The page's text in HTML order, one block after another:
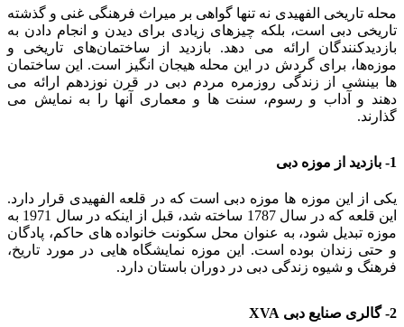
محله تاریخی الفهیدی نه تنها گواهی بر میراث فرهنگی غنی و گذشته
تاریخی دبی است، بلکه چیزهای زیادی برای دیدن و انجام دادن به
بازدیدکنندگان ارائه می دهد. بازدید از ساختمان‌های تاریخی و
موزه‌ها، برای گردش در این محله هیجان انگیز است. این ساختمان
ها بینشی از زندگی روزمره مردم دبی در قرن نوزدهم ارائه می
دهند و آداب و رسوم، سنت ها و معماری آنها را به نمایش می
گذارند.
1- بازدید از موزه دبی
یکی از این موزه ها موزه دبی است که در قلعه الفهیدی قرار دارد.
این قلعه که در سال 1787 ساخته شد، قبل از اینکه در سال 1971 به
موزه تبدیل شود، به عنوان محل سکونت خانواده های حاکم، پادگان
و حتی زندان بوده است. این موزه نمایشگاه هایی در مورد تاریخ،
فرهنگ و شیوه زندگی دبی در دوران باستان دارد.
2- گالری صنایع دبی XVA